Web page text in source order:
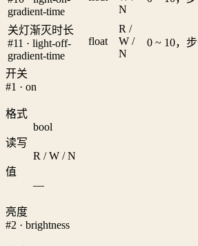
gradient-time
N
关灯渐灭时长
#11 · light-off-
gradient-time
float
R /
W /
N
0 ~ 10，
开关
#1 · on
格式
bool
读写
R / W / N
值
—
亮度
#2 · brightness